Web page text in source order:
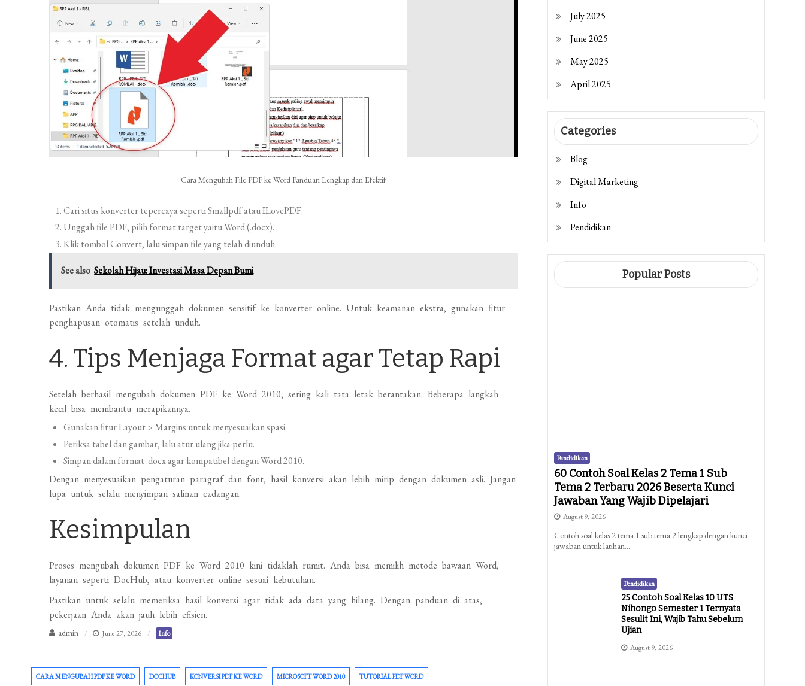
Cara Mengubah File PDF ke Word Panduan Lengkap dan Efektif
Cari situs konverter tepercaya seperti Smallpdf atau ILovePDF.
Unggah file PDF, pilih format target yaitu Word (.docx).
Klik tombol Convert, lalu simpan file yang telah diunduh.
See also Sekolah Hijau: Investasi Masa Depan Bumi
Pastikan Anda tidak mengunggah dokumen sensitif ke konverter online. Untuk keamanan ekstra, gunakan fitur
penghapusan otomatis setelah unduh.
4. Tips Menjaga Format agar Tetap Rapi
Setelah berhasil mengubah dokumen PDF ke Word 2010, sering kali tata letak berantakan. Beberapa langkah
kecil bisa membantu merapikannya.
Gunakan fitur Layout > Margins untuk menyesuaikan spasi.
Periksa tabel dan gambar, lalu atur ulang jika perlu.
Simpan dalam format .docx agar kompatibel dengan Word 2010.
Dengan menyesuaikan pengaturan paragraf dan font, hasil konversi akan lebih mirip dengan dokumen asli. Jangan
lupa untuk selalu menyimpan salinan cadangan.
Kesimpulan
Proses mengubah dokumen PDF ke Word 2010 kini tidaklah rumit. Anda bisa memilih metode bawaan Word,
layanan seperti DocHub, atau konverter online sesuai kebutuhan.
Pastikan untuk selalu memeriksa hasil konversi agar tidak ada data yang hilang. Dengan panduan di atas,
pekerjaan Anda akan jauh lebih efisien.
admin June 27, 2026 Info
CARA MENGUBAH PDF KE WORD DOCHUB KONVERSI PDF KE WORD MICROSOFT WORD 2010 TUTORIAL PDF WORD
July 2025
June 2025
May 2025
April 2025
Categories
Blog
Digital Marketing
Info
Pendidikan
Popular Posts
Pendidikan
60 Contoh Soal Kelas 2 Tema 1 Sub
Tema 2 Terbaru 2026 Beserta Kunci
Jawaban Yang Wajib Dipelajari
August 9, 2026
Contoh soal kelas 2 tema 1 sub tema 2 lengkap dengan kunci
jawaban untuk latihan…
Pendidikan
25 Contoh Soal Kelas 10 UTS
Nihongo Semester 1 Ternyata
Sesulit Ini, Wajib Tahu Sebelum
Ujian
August 9, 2026